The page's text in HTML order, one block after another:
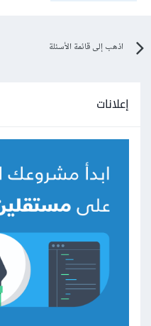
اذهب إلى قائمة الأسئلة
إعلانات